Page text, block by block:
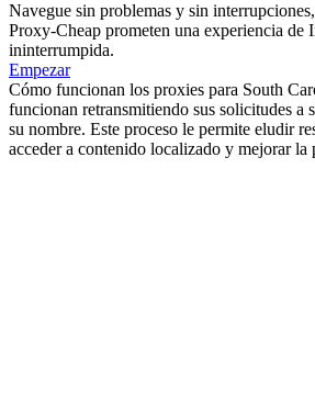
Navegue sin problemas y sin
Proxy-Cheap prometen una experiencia de
ininterrumpida.
Empezar
Cómo funcionan los proxies para South
funcionan retransmitiendo sus solicitudes a
su nombre. Este proceso le permite eludir
acceder a contenido localizado y mejorar la